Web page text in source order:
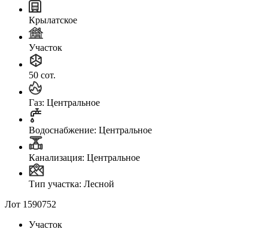
Крылатское
Участок
50 сот.
Газ: Центральное
Водоснабжение: Центральное
Канализация: Центральное
Тип участка: Лесной
Лот 1590752
Участок